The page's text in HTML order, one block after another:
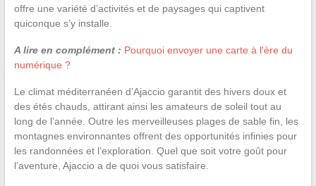
offre une variété d’activités et de paysages qui captivent
quiconque s’y installe.
A lire en complément : Pourquoi envoyer une carte à l'ère du
numérique ?
Le climat méditerranéen d’Ajaccio garantit des hivers doux et
des étés chauds, attirant ainsi les amateurs de soleil tout au
long de l’année. Outre les merveilleuses plages de sable fin, les
montagnes environnantes offrent des opportunités infinies pour
les randonnées et l’exploration. Quel que soit votre goût pour
l’aventure, Ajaccio a de quoi vous satisfaire.